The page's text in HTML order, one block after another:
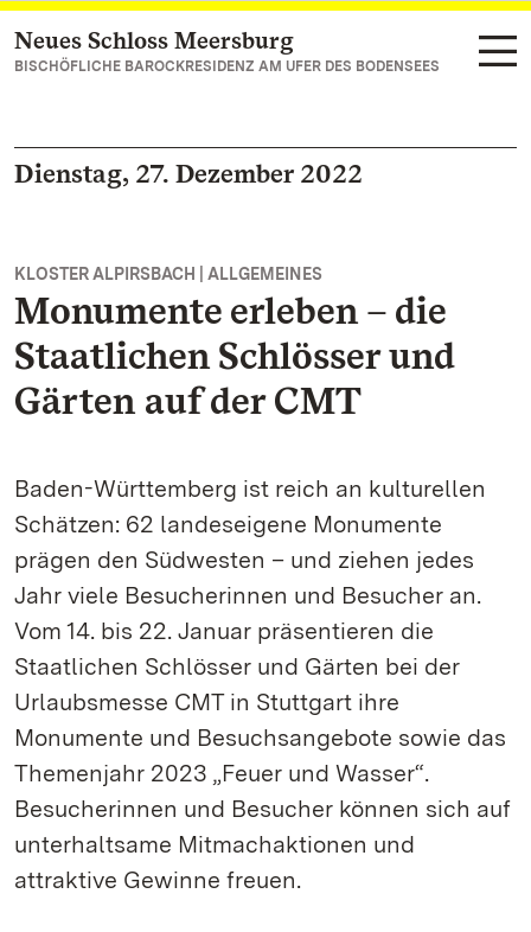
Zum Hauptinhalt springen
Neues Schloss Meersburg
BISCHÖFLICHE BAROCKRESIDENZ AM UFER DES BODENSEES
Dienstag, 27. Dezember 2022
KLOSTER ALPIRSBACH | ALLGEMEINES
Monumente erleben – die
Staatlichen Schlösser und
Gärten auf der CMT
Baden-Württemberg ist reich an kulturellen
Schätzen: 62 landeseigene Monumente
prägen den Südwesten – und ziehen jedes
Jahr viele Besucherinnen und Besucher an.
Vom 14. bis 22. Januar präsentieren die
Staatlichen Schlösser und Gärten bei der
Urlaubsmesse CMT in Stuttgart ihre
Monumente und Besuchsangebote sowie das
Themenjahr 2023 „Feuer und Wasser“.
Besucherinnen und Besucher können sich auf
unterhaltsame Mitmachaktionen und
attraktive Gewinne freuen.